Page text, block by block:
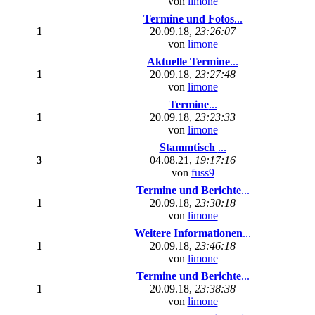
1
Termine und Fotos...
20.09.18, 23:26:07
von limone
1
Aktuelle Termine...
20.09.18, 23:27:48
von limone
1
Termine...
20.09.18, 23:23:33
von limone
3
Stammtisch ...
04.08.21, 19:17:16
von fuss9
1
Termine und Berichte...
20.09.18, 23:30:18
von limone
1
Weitere Informationen...
20.09.18, 23:46:18
von limone
1
Termine und Berichte...
20.09.18, 23:38:38
von limone